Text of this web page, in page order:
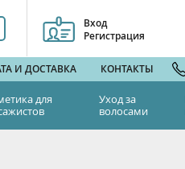
Вход
Регистрация
И ДОСТАВКА КОНТАКТЫ
для
Уход за
волосами